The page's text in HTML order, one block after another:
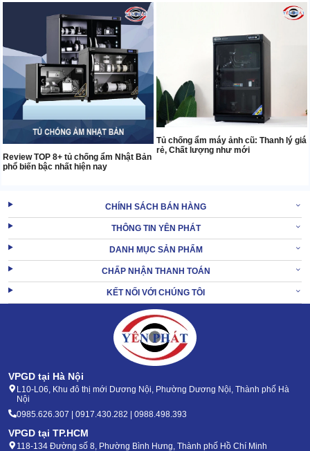
Review TOP 8+ tủ chống ẩm Nhật Bản
phổ biến bậc nhất hiện nay
Tủ chống ẩm máy ảnh cũ: Thanh lý giá
rẻ, Chất lượng như mới
CHÍNH SÁCH BÁN HÀNG
THÔNG TIN YÊN PHÁT
DANH MỤC SẢN PHẨM
CHẤP NHẬN THANH TOÁN
KẾT NỐI VỚI CHÚNG TÔI
VPGD tại Hà Nội
L10-L06, Khu đô thị mới Dương Nội, Phường Dương Nội, Thành phố Hà
Nội
0985.626.307 | 0917.430.282 | 0988.498.393
VPGD tại TP.HCM
118-134 Đường số 8, Phường Bình Hưng, Thành phố Hồ Chí Minh